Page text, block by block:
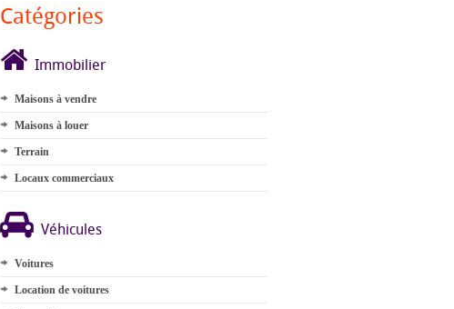
Catégories
Immobilier
Maisons à vendre
Maisons à louer
Terrain
Locaux commerciaux
Véhicules
Voitures
Location de voitures